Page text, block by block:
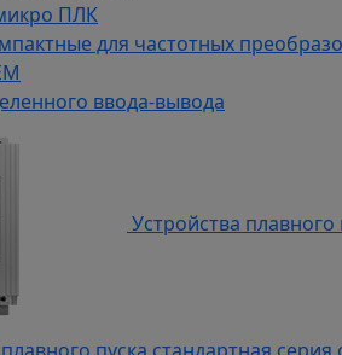
ПЛК
для частотных
ввода-вывода
Устройства плавного